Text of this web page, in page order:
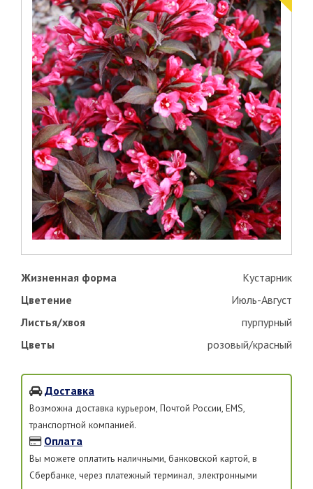
Жизненная форма
Кустарник
Цветение
Июль-Август
Листья/хвоя
пурпурный
Цветы
розовый/красный
Доставка
Возможна доставка курьером, Почтой России, EMS,
транспортной компанией.
Оплата
Вы можете оплатить наличными, банковской картой, в
Сбербанке, через платежный терминал, электронными